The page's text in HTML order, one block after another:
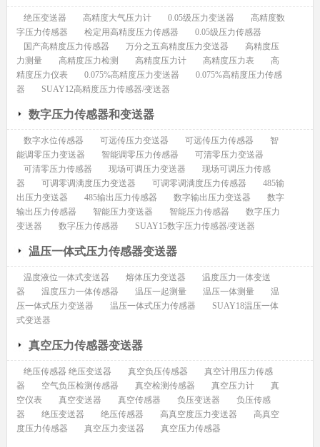
绝压变送器 高精度大气压力计 0.05级压力变送器
高精度数
字压力传感器
检定用高精度压力传感器
0.05级压力传感器
国产高精度压力传感器
万分之五高精度压力变送器
高精度压
力测量
高精度压力检测 高精度压力计 高精度压力表
高
精度压力仪表
0.075%高精度压力变送器
0.075%高精度压力传感
器
SUAY12高精度压力传感器/变送器
数字压力传感器和变送器
数字水位传感器 可远传压力变送器 可远传压力传感器
智
能调零压力变送器
智能调零压力传感器
可清零压力变送器
可清零压力传感器
现场可调压力变送器
现场可调压力传感
器
可调零调满度压力变送器 可调零调满度压力传感器
485输
出压力变送器
485输出压力传感器 数字输出压力变送器
数字
输出压力传感器
智能压力变送器 智能压力传感器
数字压力
变送器
数字压力传感器 SUAY15数字压力传感器/变送器
温压一体式压力传感器变送器
温度液位一体式变送器 熔体压力变送器
温度压力一体变送
器
温度压力一体传感器 温压一起测量 温压一体测量
温
压一体式压力变送器
温压一体式压力传感器
SUAY18温压一体
式变送器
真空压力传感器变送器
绝压传感器 绝压变送器 真空负压传感器
真空计用压力传感
器
空气负压检测传感器 真空检测传感器 真空压力计
真
空仪表
真空变送器 真空传感器 负压变送器
负压传感
器
绝压变送器 绝压传感器 高真空度压力变送器
高真空
度压力传感器
真空压力变送器 真空压力传感器